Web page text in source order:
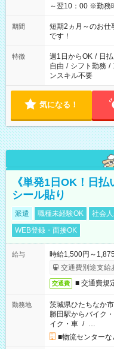
～翌10：00 ※勤務時間
みたい」 「しっか
い」など ご希望にあ
の方の場合は1～2
仕事に慣れてからの夜勤にな
必要な場合も遠慮
期間
短期2ヵ月～のお
です！
特徴 週1日からOK / 日
自由 / シフト勤務 /
ンスキル不要
気になる！
《単発1日OK！日
シール貼り
派遣 職種未経験OK 社会
WEB登録・面接OK
給与
時給1,500円～
交通費別途支給
交通費 ■ 交通費規
勤務地
茨城県ひたちなか市
勝田駅からバイク
イク・車 / …
■物流センター